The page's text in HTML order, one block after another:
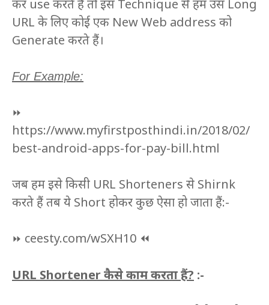
कर use करते हैं तो इस Technique से हम उस Long
URL के लिए कोई एक New Web address को
Generate करते हैं।
For Example:
⏩
https://www.myfirstposthindi.in/2018/02/
best-android-apps-for-pay-bill.html
जब हम इसे किसी URL Shorteners से Shirnk
करते हैं तब ये Short होकर कुछ ऐसा हो जाता हैं:-
⏩ ceesty.com/wSXH10 ⏪
URL Shortener कैसे काम करता हैं? :-